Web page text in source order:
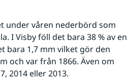
under våren nederbörd som
I Visby föll det bara 38 % av en
bara 1,7 mm vilket gör den
och var från 1866. Även om
2014 eller 2013.